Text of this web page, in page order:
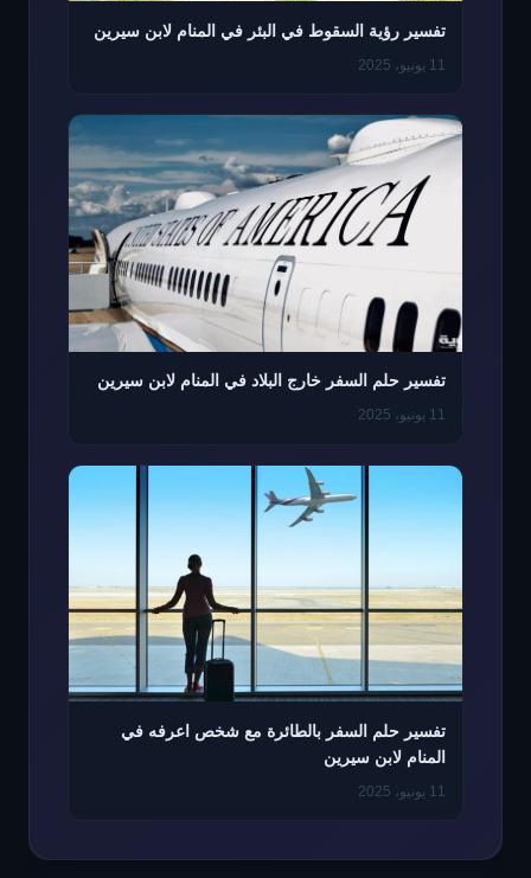
تفسير رؤية السقوط في البئر في المنام لابن سيرين
11 يونيو، 2025
تفسير حلم السفر خارج البلاد في المنام لابن سيرين
11 يونيو، 2025
تفسير حلم السفر بالطائرة مع شخص اعرفه في
المنام لابن سيرين
11 يونيو، 2025